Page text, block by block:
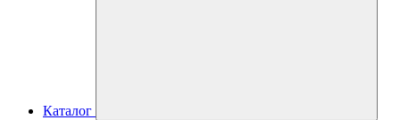
Каталог